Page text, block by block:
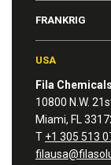
FRANKRIG
USA
Fila
10800 N.W.
Miami, FL
T +1 305 513